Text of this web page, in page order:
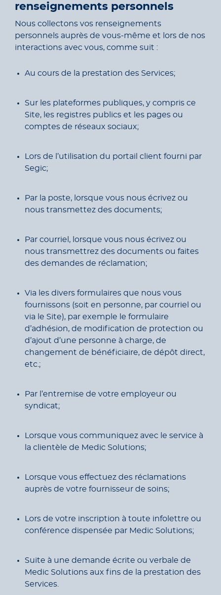
renseignements personnels
Nous collectons vos renseignements
personnels auprès de vous-même et lors de nos
interactions avec vous, comme suit :
Au cours de la prestation des Services;
Sur les plateformes publiques, y compris ce
Site, les registres publics et les pages ou
comptes de réseaux sociaux;
Lors de l’utilisation du portail client fourni par
Segic;
Par la poste, lorsque vous nous écrivez ou
nous transmettez des documents;
Par courriel, lorsque vous nous écrivez ou
nous transmettrez des documents ou faites
des demandes de réclamation;
Via les divers formulaires que nous vous
fournissons (soit en personne, par courriel ou
via le Site), par exemple le formulaire
d’adhésion, de modification de protection ou
d’ajout d’une personne à charge, de
changement de bénéficiaire, de dépôt direct,
etc.;
Par l’entremise de votre employeur ou
syndicat;
Lorsque vous communiquez avec le service à
la clientèle de Medic Solutions;
Lorsque vous effectuez des réclamations
auprès de votre fournisseur de soins;
Lors de votre inscription à toute infolettre ou
conférence dispensée par Medic Solutions;
Suite à une demande écrite ou verbale de
Medic Solutions aux fins de la prestation des
Services.